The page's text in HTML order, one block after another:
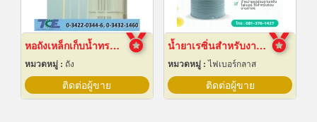
หอถังเหล็กเก็บน้ำทรงกลม
หมวดหมู่ : ถัง
ติดต่อผู้ขาย
น้ำยาเรซิ่นสำหรับงานหล่อไฟเบอร์กลาส ขายราคาส่ง
หมวดหมู่ :ไฟเบอร์กลาส
ติดต่อผู้ขาย